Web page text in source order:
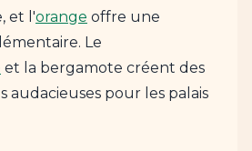
et l'orange offre une
Le
et la bergamote créent des
audacieuses pour les palais